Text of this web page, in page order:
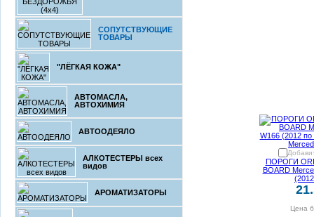
СОПУТСТВУЮЩИЕ
ТОВАРЫ
"ЛЁГКАЯ КОЖА"
АВТОМАСЛА,
АВТОХИМИЯ
АВТООДЕЯЛО
АЛКОТЕСТЕРЫ всех
видов
АРОМАТИЗАТОРЫ
ПОРОГИ
BOARD
Цена